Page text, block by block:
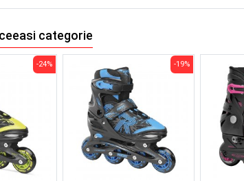
categorie
-24% -19%